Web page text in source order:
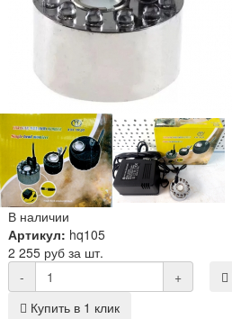
В наличии
Артикул: hq105
2 255 руб за шт.
-
+
Купить в 1 клик